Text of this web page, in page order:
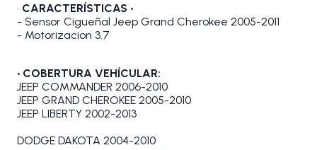
• CARACTERÍSTICAS •
- Sensor Cigueñal Jeep Grand Cherokee 2005-2011
- Motorizacion 3.7
• COBERTURA VEHÍCULAR:
JEEP COMMANDER 2006-2010
JEEP GRAND CHEROKEE 2005-2010
JEEP LIBERTY 2002-2013
DODGE DAKOTA 2004-2010